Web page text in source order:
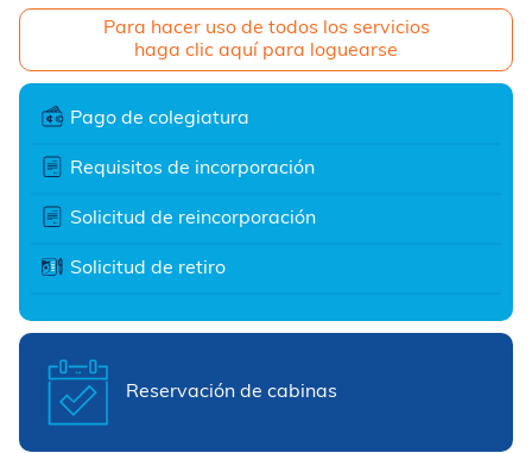
Para hacer uso de todos los servicios
haga clic aquí para loguearse
Pago de colegiatura
Requisitos de incorporación
Solicitud de reincorporación
Solicitud de retiro
Reservación de cabinas